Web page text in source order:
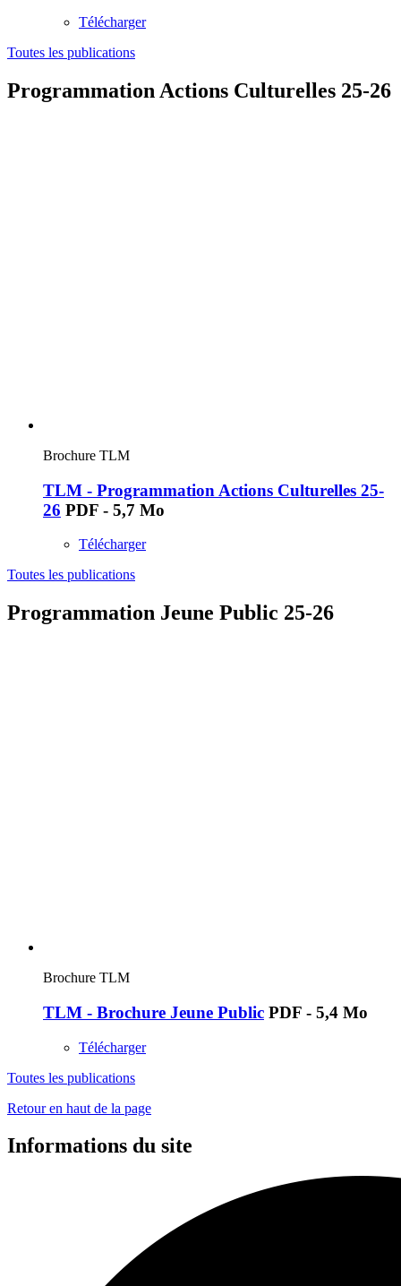
Télécharger
Toutes les publications
Programmation Actions Culturelles 25-26
Brochure TLM
TLM - Programmation Actions Culturelles 25-
26 PDF - 5,7 Mo
Télécharger
Toutes les publications
Programmation Jeune Public 25-26
Brochure TLM
TLM - Brochure Jeune Public PDF - 5,4 Mo
Télécharger
Toutes les publications
Retour en haut de la page
Informations du site